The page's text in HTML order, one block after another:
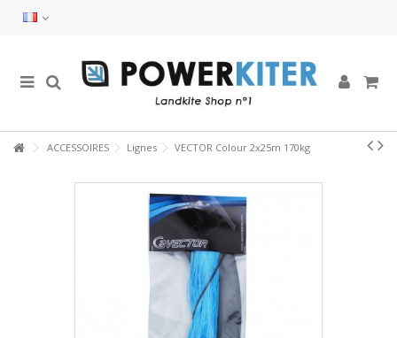
ACCESSOIRES Lignes VECTOR Colour 2x25m 170kg